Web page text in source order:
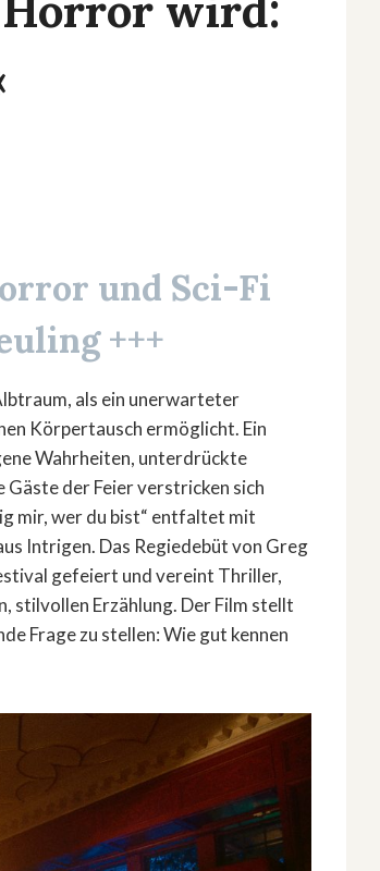
und Sci-Fi
+++
als ein unerwarteter
Körpertausch ermöglicht. Ein
Wahrheiten, unterdrückte
Gäste der Feier verstricken sich
mir, wer du bist“ entfaltet mit
Intrigen. Das Regiedebüt von Greg
gefeiert und vereint Thriller,
stilvollen Erzählung. Der Film stellt
Frage zu stellen: Wie gut kennen